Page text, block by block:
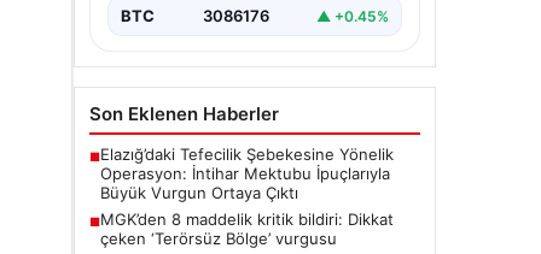
BTC 3086176 ▲ +0.45%
Son Eklenen Haberler
■Elazığ’daki Tefecilik Şebekesine Yönelik
Operasyon: İntihar Mektubu İpuçlarıyla
Büyük Vurgun Ortaya Çıktı
■MGK’den 8 maddelik kritik bildiri: Dikkat
çeken ‘Terörsüz Bölge’ vurgusu